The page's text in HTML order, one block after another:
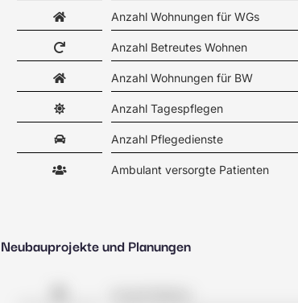
Anzahl Wohnungen für WGs
Anzahl Betreutes Wohnen
Anzahl Wohnungen für BW
Anzahl Tagespflegen
Anzahl Pflegedienste
Ambulant versorgte Patienten
Neubauprojekte und Planungen